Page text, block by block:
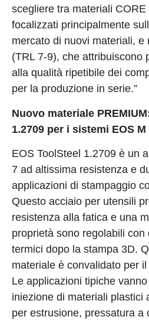
scegliere tra materiali CORE
focalizzati principalmente
mercato di nuovi materiali, e
(TRL 7-9), che attribuiscono
alla qualità ripetibile dei
per la produzione in serie.”
Nuovo materiale
1.2709 per i sistemi EOS M
EOS ToolSteel 1.2709 è un
7 ad altissima resistenza e
applicazioni di stampaggio
Questo acciaio per utensili
resistenza alla fatica e una
proprietà sono regolabili con
termici dopo la stampa 3D.
materiale è convalidato per
Le applicazioni tipiche
iniezione di materiali plastici
per estrusione, pressatura a